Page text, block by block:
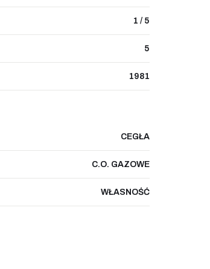
1 / 5
5
1981
CEGŁA
C.O. GAZOWE
WŁASNOŚĆ